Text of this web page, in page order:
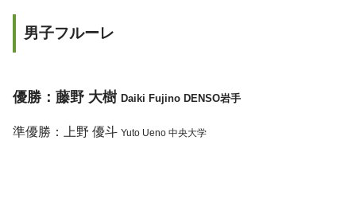
男子フルーレ
優勝：藤野 大樹 Daiki Fujino DENSO岩手
準優勝：上野 優斗 Yuto Ueno 中央大学